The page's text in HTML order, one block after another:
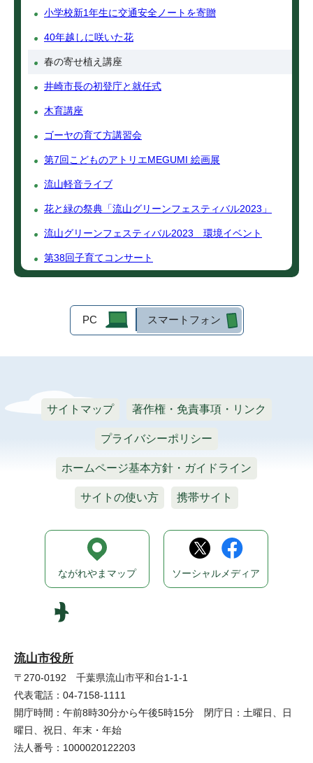
小学校新1年生に交通安全ノートを寄贈
40年越しに咲いた花
春の寄せ植え講座
井崎市長の初登庁と就任式
木育講座
ゴーヤの育て方講習会
第7回こどものアトリエMEGUMI 絵画展
流山軽音ライブ
花と緑の祭典「流山グリーンフェスティバル2023」
流山グリーンフェスティバル2023 環境イベント
第38回子育てコンサート
PC スマートフォン
サイトマップ 著作権・免責事項・リンク
プライバシーポリシー
ホームページ基本方針・ガイドライン
サイトの使い方 携帯サイト
流山市役所
〒270-0192 千葉県流山市平和台1-1-1
代表電話：04-7158-1111
開庁時間：午前8時30分から午後5時15分 閉庁日：土曜日、日
曜日、祝日、年末・年始
法人番号：1000020122203
ながれやまマップ ソーシャルメディア